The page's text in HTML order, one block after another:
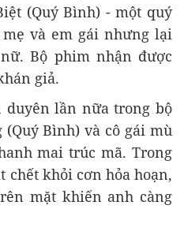
(Quý Bình) - một quý
và em gái nhưng lại
Bộ phim nhận được
giả.
duyên lần nữa trong bộ
Bình) và cô gái mù
mai trúc mã. Trong
chết khỏi cơn hỏa hoạn,
mặt khiến anh càng